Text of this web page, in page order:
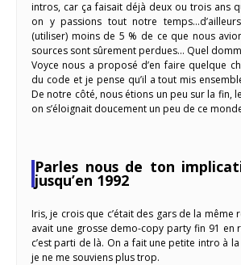
intros, car ça faisait déjà deux ou trois ans
on y passions tout notre
(utiliser) moins de 5 % de ce que nous
sources sont sûrement perdues… Quel
Voyce nous a proposé d’en faire quelque
du code et je pense qu’il a tout mis
De notre côté, nous étions un peu sur la fin,
on s’éloignait doucement un peu de ce
Parles nous de ton
jusqu’en 1992
Iris, je crois que c’était des gars de la même
avait une grosse demo-copy party fin 91 en
c’est parti de là. On a fait une petite intro à
je ne me souviens plus trop.